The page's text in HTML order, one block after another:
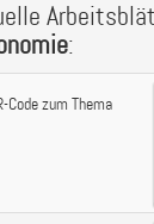
:
zum Thema